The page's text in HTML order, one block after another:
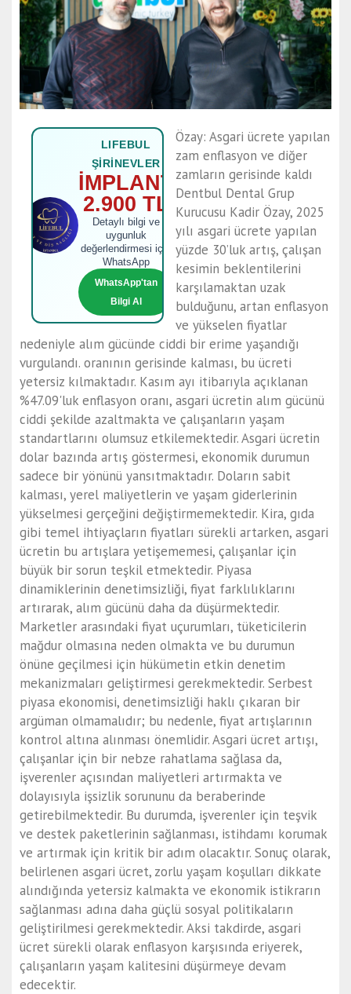
LIFEBUL
ŞİRİNEVLER
İMPLANT
2.900 TL
Detaylı bilgi ve
uygunluk
değerlendirmesi için
WhatsApp
WhatsApp'tan
Bilgi Al
Özay: Asgari ücrete yapılan
zam enflasyon ve diğer
zamların gerisinde kaldı
Dentbul Dental Grup
Kurucusu Kadir Özay, 2025
yılı asgari ücrete yapılan
yüzde 30’luk artış, çalışan
kesimin beklentilerini
karşılamaktan uzak
bulduğunu, artan enflasyon
ve yükselen fiyatlar
nedeniyle alım gücünde ciddi bir erime yaşandığı
vurgulandı. oranının gerisinde kalması, bu ücreti
yetersiz kılmaktadır. Kasım ayı itibarıyla açıklanan
%47.09'luk enflasyon oranı, asgari ücretin alım gücünü
ciddi şekilde azaltmakta ve çalışanların yaşam
standartlarını olumsuz etkilemektedir. Asgari ücretin
dolar bazında artış göstermesi, ekonomik durumun
sadece bir yönünü yansıtmaktadır. Doların sabit
kalması, yerel maliyetlerin ve yaşam giderlerinin
yükselmesi gerçeğini değiştirmemektedir. Kira, gıda
gibi temel ihtiyaçların fiyatları sürekli artarken, asgari
ücretin bu artışlara yetişememesi, çalışanlar için
büyük bir sorun teşkil etmektedir. Piyasa
dinamiklerinin denetimsizliği, fiyat farklılıklarını
artırarak, alım gücünü daha da düşürmektedir.
Marketler arasındaki fiyat uçurumları, tüketicilerin
mağdur olmasına neden olmakta ve bu durumun
önüne geçilmesi için hükümetin etkin denetim
mekanizmaları geliştirmesi gerekmektedir. Serbest
piyasa ekonomisi, denetimsizliği haklı çıkaran bir
argüman olmamalıdır; bu nedenle, fiyat artışlarının
kontrol altına alınması önemlidir. Asgari ücret artışı,
çalışanlar için bir nebze rahatlama sağlasa da,
işverenler açısından maliyetleri artırmakta ve
dolayısıyla işsizlik sorununu da beraberinde
getirebilmektedir. Bu durumda, işverenler için teşvik
ve destek paketlerinin sağlanması, istihdamı korumak
ve artırmak için kritik bir adım olacaktır. Sonuç olarak,
belirlenen asgari ücret, zorlu yaşam koşulları dikkate
alındığında yetersiz kalmakta ve ekonomik istikrarın
sağlanması adına daha güçlü sosyal politikaların
geliştirilmesi gerekmektedir. Aksi takdirde, asgari
ücret sürekli olarak enflasyon karşısında eriyerek,
çalışanların yaşam kalitesini düşürmeye devam
edecektir.